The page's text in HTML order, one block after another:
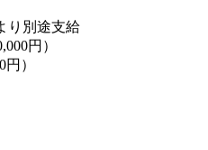
り別途支給
円）
）